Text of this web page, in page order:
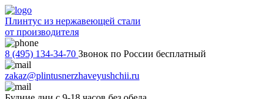
Плинтус из нержавеющей стали
от производителя
8 (495) 134-34-70 Звонок по России бесплатный
zakaz@plintusnerzhaveyushchii.ru